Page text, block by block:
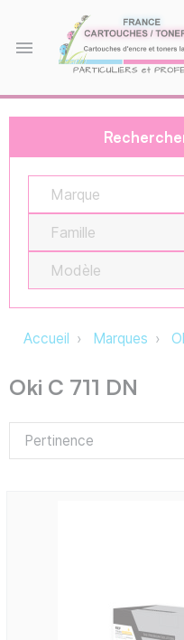
menu
Marque
Famille
Modèle
Accueil Marques
Oki C 711 DN